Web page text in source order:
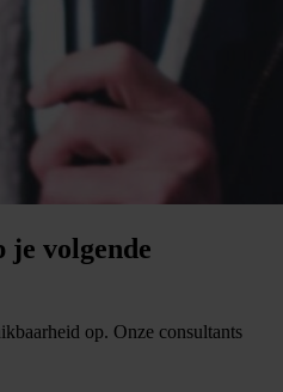
je volgende
op. Onze consultants